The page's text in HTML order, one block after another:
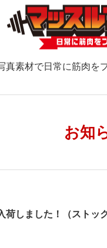
真素材で日常に筋肉を
お知
しました！（ストッ